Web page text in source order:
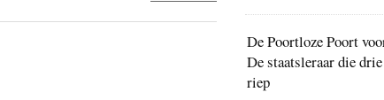
belangrijk
De Poortloze Poort
De staatsleraar die
riep